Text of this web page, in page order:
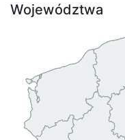
Województwa